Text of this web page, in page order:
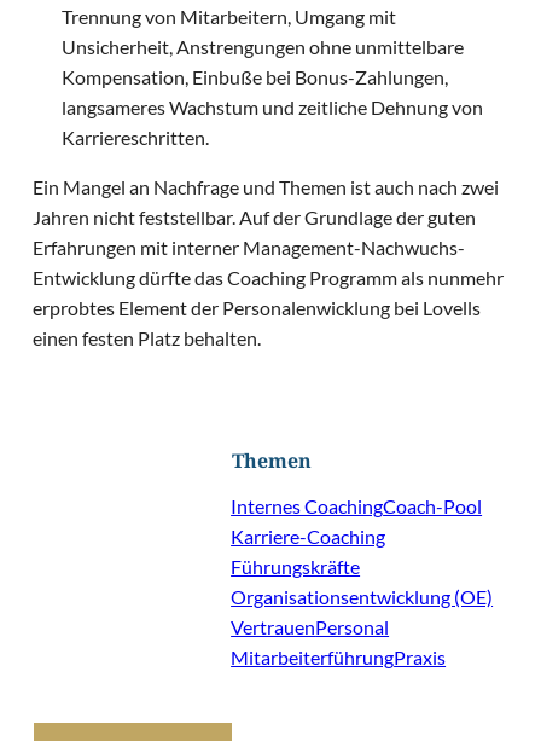
Trennung von Mitarbeitern, Umgang mit
Unsicherheit, Anstrengungen ohne unmittelbare
Kompensation, Einbuße bei Bonus-Zahlungen,
langsameres Wachstum und zeitliche Dehnung von
Karriereschritten.
Ein Mangel an Nachfrage und Themen ist auch nach zwei
Jahren nicht feststellbar. Auf der Grundlage der guten
Erfahrungen mit interner Management-Nachwuchs-
Entwicklung dürfte das Coaching Programm als nunmehr
erprobtes Element der Personalenwicklung bei Lovells
einen festen Platz behalten.
Themen
Internes CoachingCoach-Pool
Karriere-Coaching
Führungskräfte
Organisationsentwicklung (OE)
VertrauenPersonal
MitarbeiterführungPraxis